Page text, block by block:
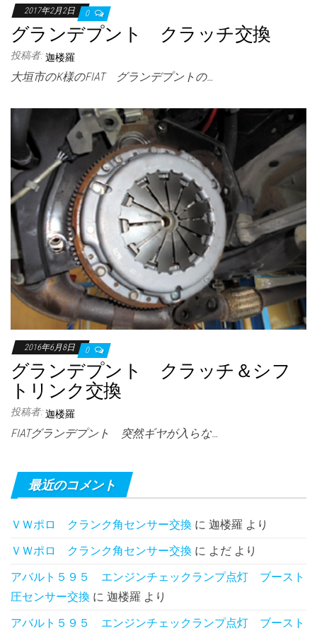
2017年2月2日 0
グランデプント クラッチ交換
投稿者: 迦楼羅
大垣市のK様のFIAT グランデプントの…
2016年6月8日 0
グランデプント クラッチ＆シフ
トリンク交換
投稿者: 迦楼羅
FIATグランデプント 突然ギヤが入らな…
最近のコメント
ＶＷポロ クランク角センサー交換 に 迦楼羅 より
ＶＷポロ クランク角センサー交換 に よだ より
アバルト５９５ エンジンチェックランプ点灯 ブースト
圧センサー交換 に 迦楼羅 より
アバルト５９５ エンジンチェックランプ点灯 ブースト